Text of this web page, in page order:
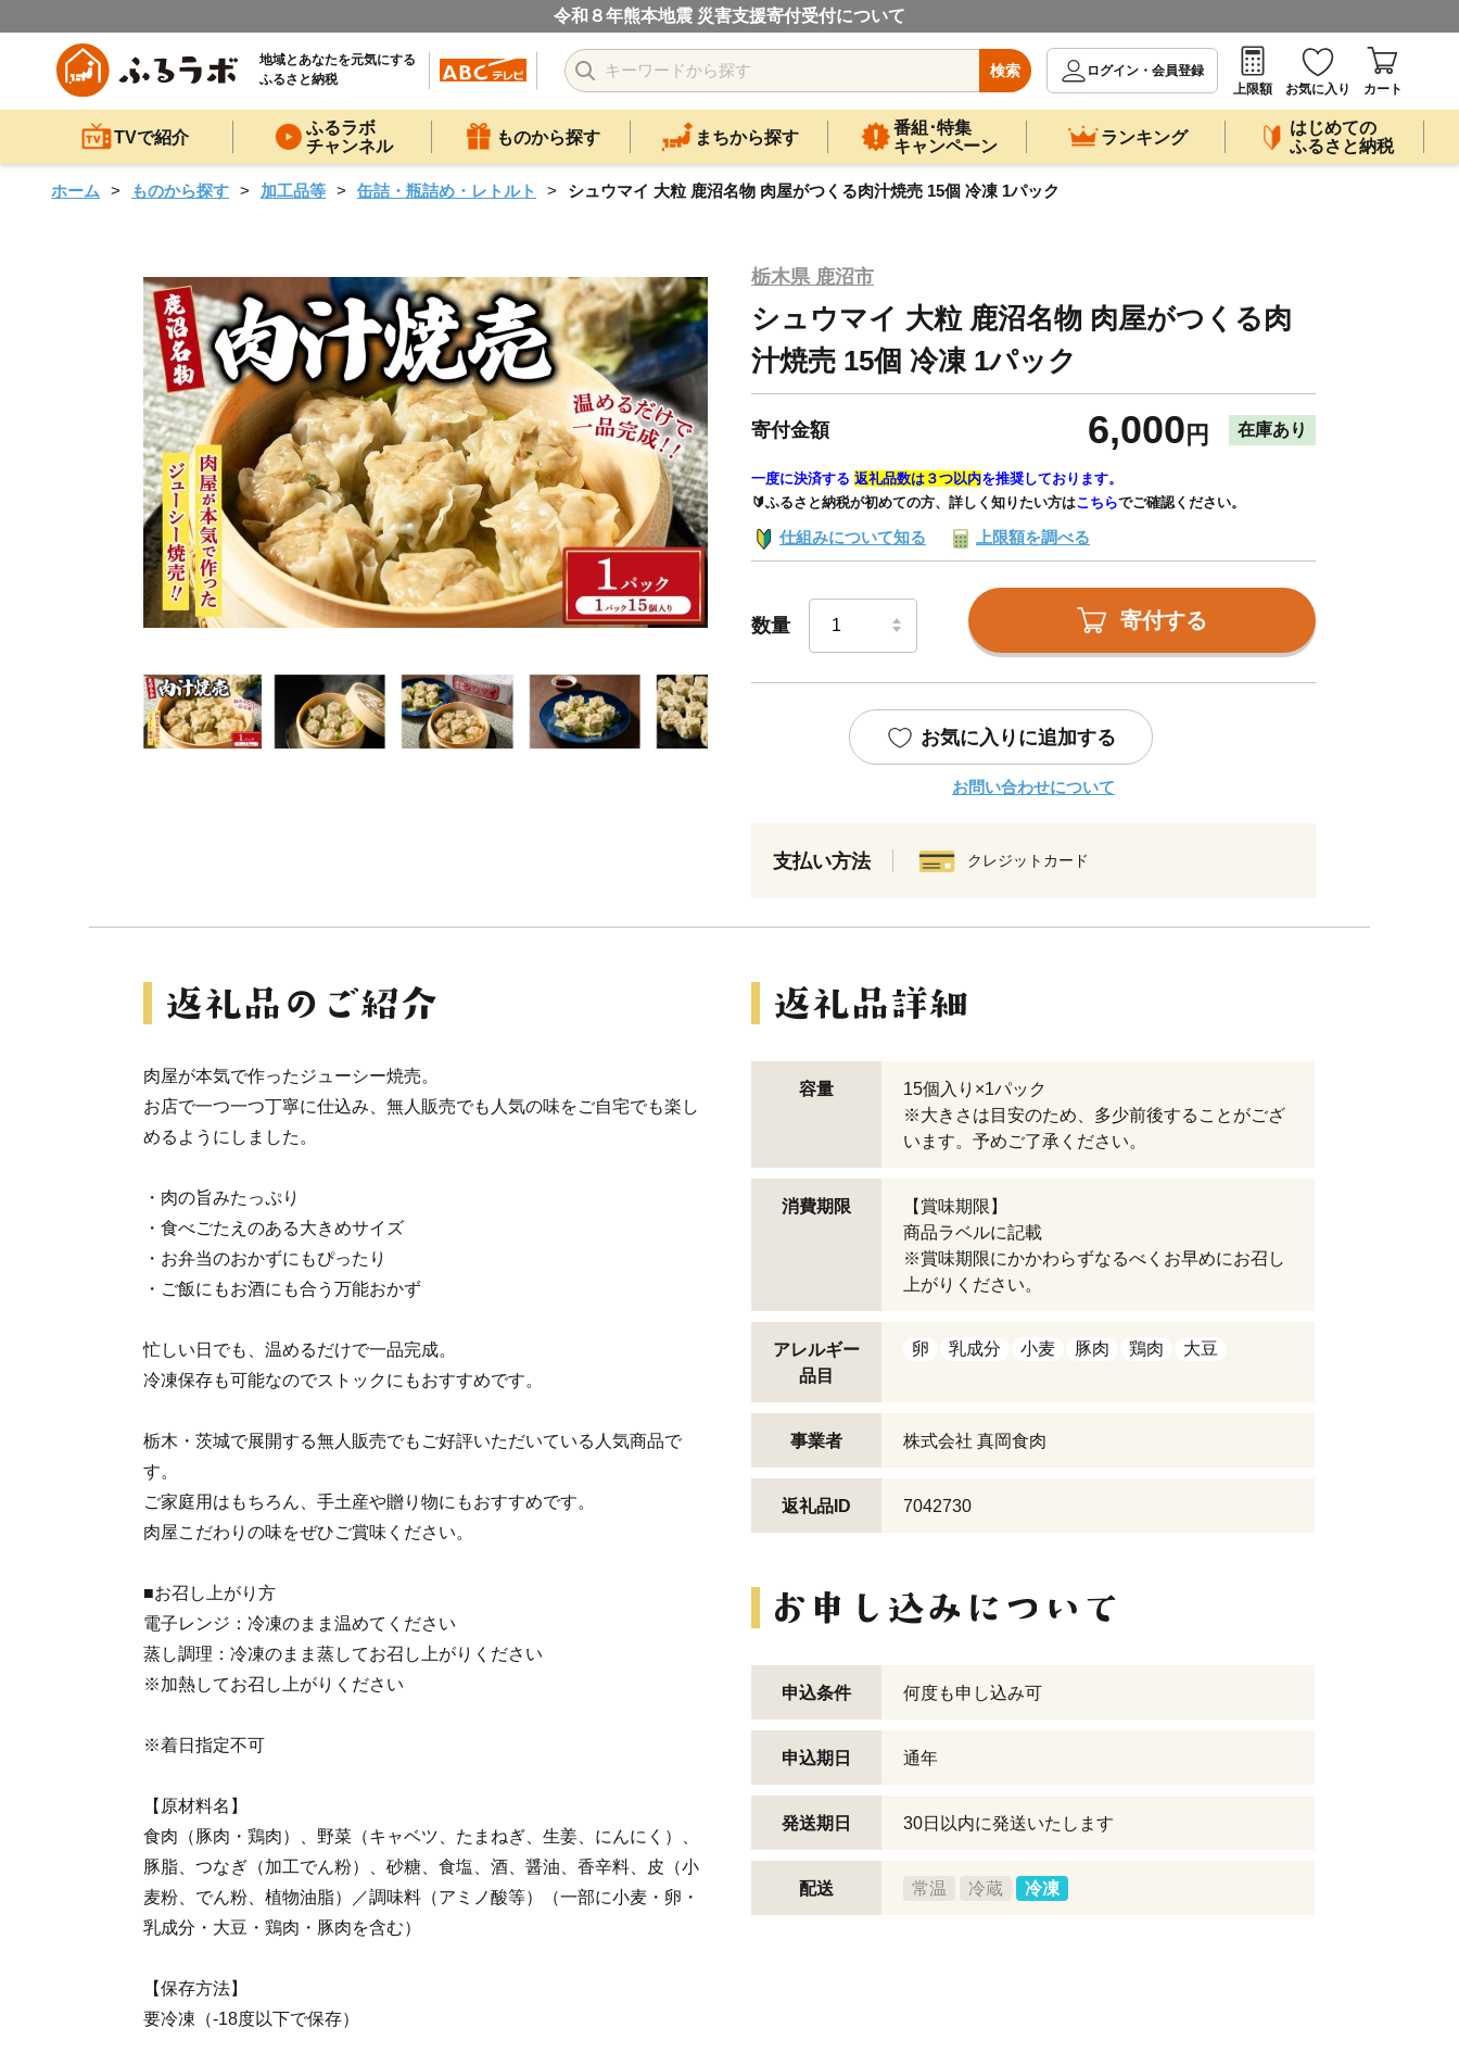
令和８年熊本地震 災害支援寄付受付について
地域とあなたを元気にする
ふるさと納税
検索
ログイン・会員登録
上限額
お気に入り カート
TVで紹介
ふるラボ
チャンネル
ものから探す まちから探す
番組･特集
キャンペーン
ランキング
はじめての
ふるさと納税
ホーム ものから探す 加工品等 缶詰・瓶詰め・レトルト シュウマイ 大粒 鹿沼名物 肉屋がつくる肉汁焼売 15個 冷凍 1パック
栃木県 鹿沼市
シュウマイ 大粒 鹿沼名物 肉屋がつくる肉
汁焼売 15個 冷凍 1パック
寄付金額 6,000 円 在庫あり
一度に決済する 返礼品数は３つ以内を推奨しております。
🔰ふるさと納税が初めての方、詳しく知りたい方はこちらでご確認ください。
仕組みについて知る 上限額を調べる
数量 寄付する
お気に入りに追加する
お問い合わせについて
支払い方法 クレジットカード
肉屋が本気で作ったジューシー焼売。
お店で一つ一つ丁寧に仕込み、無人販売でも人気の味をご自宅でも楽し
めるようにしました。
・肉の旨みたっぷり
・食べごたえのある大きめサイズ
・お弁当のおかずにもぴったり
・ご飯にもお酒にも合う万能おかず
忙しい日でも、温めるだけで一品完成。
冷凍保存も可能なのでストックにもおすすめです。
栃木・茨城で展開する無人販売でもご好評いただいている人気商品で
す。
ご家庭用はもちろん、手土産や贈り物にもおすすめです。
肉屋こだわりの味をぜひご賞味ください。
■お召し上がり方
電子レンジ：冷凍のまま温めてください
蒸し調理：冷凍のまま蒸してお召し上がりください
※加熱してお召し上がりください
※着日指定不可
【原材料名】
食肉（豚肉・鶏肉）、野菜（キャベツ、たまねぎ、生姜、にんにく）、
豚脂、つなぎ（加工でん粉）、砂糖、食塩、酒、醤油、香辛料、皮（小
麦粉、でん粉、植物油脂）／調味料（アミノ酸等）（一部に小麦・卵・
乳成分・大豆・鶏肉・豚肉を含む）
【保存方法】
要冷凍（-18度以下で保存）
容量
15個入り×1パック
※大きさは目安のため、多少前後することがござ
います。予めご了承ください。
消費期限
【賞味期限】
商品ラベルに記載
※賞味期限にかかわらずなるべくお早めにお召し
上がりください。
アレルギー
品目
卵 乳成分 小麦 豚肉 鶏肉 大豆
事業者 株式会社 真岡食肉
返礼品ID 7042730
申込条件 何度も申し込み可
申込期日 通年
発送期日 30日以内に発送いたします
配送 常温 冷蔵 冷凍